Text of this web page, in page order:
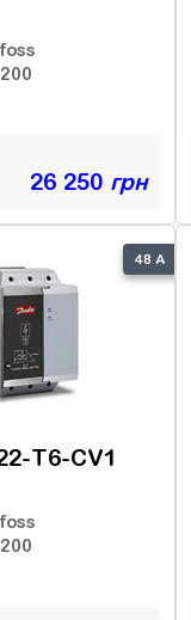
26 250 грн
48 А
T6-CV1